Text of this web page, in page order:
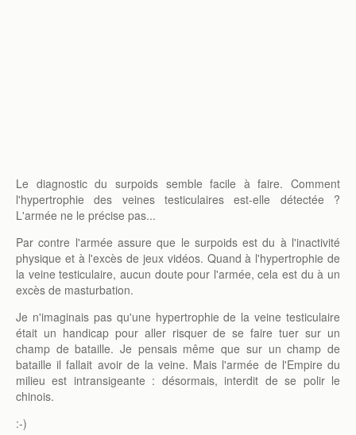
Le diagnostic du surpoids semble facile à faire. Comment
l'hypertrophie des veines testiculaires est-elle détectée ?
L'armée ne le précise pas...
Par contre l'armée assure que le surpoids est du à l'inactivité
physique et à l'excès de jeux vidéos. Quand à l'hypertrophie de
la veine testiculaire, aucun doute pour l'armée, cela est du à un
excès de masturbation.
Je n'imaginais pas qu'une hypertrophie de la veine testiculaire
était un handicap pour aller risquer de se faire tuer sur un
champ de bataille. Je pensais même que sur un champ de
bataille il fallait avoir de la veine. Mais l'armée de l'Empire du
milieu est intransigeante : désormais, interdit de se polir le
chinois.
:-)